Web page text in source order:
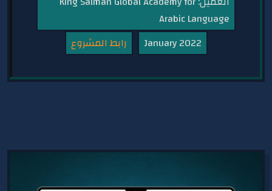
Arabic Language
January 2022
رابط المشروع